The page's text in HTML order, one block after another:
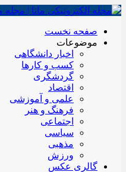
صفحه نخست
موضوعات
اخبار دانشگاهی
کسب و کارها
گردشگری
اقتصاد
علمی و آموزشی
فرهنگ و هنر
اجتماعی
سیاسی
مذهبی
ورزش
گالری عکس